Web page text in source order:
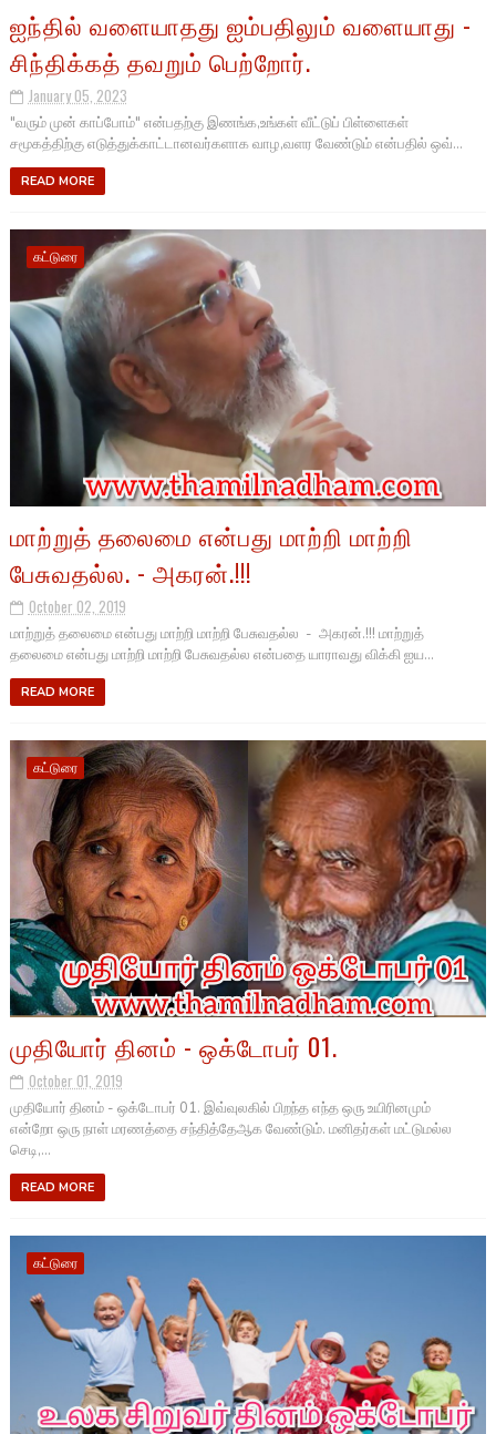
ஐந்தில் வளையாதது ஐம்பதிலும் வளையாது -
சிந்திக்கத் தவறும் பெற்றோர்.
January 05, 2023
"வரும் முன் காப்போம்" என்பதற்கு இணங்க,உங்கள் வீட்டுப் பிள்ளைகள்
சமூகத்திற்கு எடுத்துக்காட்டானவர்களாக வாழ,வளர வேண்டும் என்பதில் ஒவ்...
READ MORE
கட்டுரை
மாற்றுத் தலைமை என்பது மாற்றி மாற்றி
பேசுவதல்ல. - அகரன்.!!!
October 02, 2019
மாற்றுத் தலைமை என்பது மாற்றி மாற்றி பேசுவதல்ல - அகரன்.!!! மாற்றுத்
தலைமை என்பது மாற்றி மாற்றி பேசுவதல்ல என்பதை யாராவது விக்கி ஐய...
READ MORE
கட்டுரை
முதியோர் தினம் - ஒக்டோபர் 01.
October 01, 2019
முதியோர் தினம் - ஒக்டோபர் 01. இவ்வுலகில் பிறந்த எந்த ஒரு உயிரினமும்
என்றோ ஒரு நாள் மரணத்தை சந்தித்தேஆக வேண்டும். மனிதர்கள் மட்டுமல்ல
செடி,...
READ MORE
கட்டுரை